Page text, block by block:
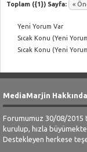
Toplam ({1}) Sayfa: «
Yeni Yorum Var
Sıcak Konu (Yeni
Sıcak Konu (Yeni
MediaMarjin Hakkında
Forumumuz 30/08/2015
kurulup, hızla
Destekleyen herkese